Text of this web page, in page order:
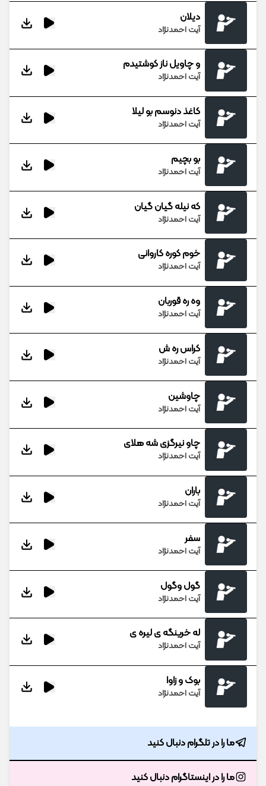
دیلان
آیت احمدنژاد
و چاویل ناز کوشتیدم
آیت احمدنژاد
کاغذ دنوسم بو لیلا
آیت احمدنژاد
بو بچیم
آیت احمدنژاد
که نیله گیان گیان
آیت احمدنژاد
خوم کوره کاروانی
آیت احمدنژاد
وه ره قوربان
آیت احمدنژاد
کراس ره ش
آیت احمدنژاد
چاوشین
آیت احمدنژاد
چاو نیرگزی شه هلای
آیت احمدنژاد
باران
آیت احمدنژاد
سفر
آیت احمدنژاد
گول وگول
آیت احمدنژاد
له خرینگه ی لیره ی
آیت احمدنژاد
بوک و زاوا
آیت احمدنژاد
ما را در تلگرام دنبال کنید
ما را در اینستاگرام دنبال کنید